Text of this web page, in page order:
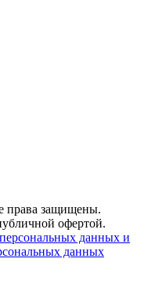
права защищены.
офертой.
данных и
данных